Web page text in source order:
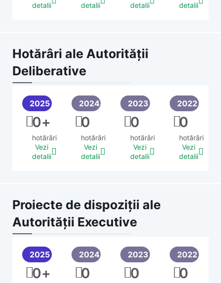
detalii
detalii
detalii
detalii
Hotărâri ale Autorității
Deliberative
2025
hotărâri
0+
Vezi
detalii
2024
hotărâri
0
Vezi
detalii
2023
hotărâri
0
Vezi
detalii
2022
hotărâri
0
Vezi
detalii
Proiecte de dispoziții ale
Autorității Executive
2025
0+
2024
0
2023
0
2022
0